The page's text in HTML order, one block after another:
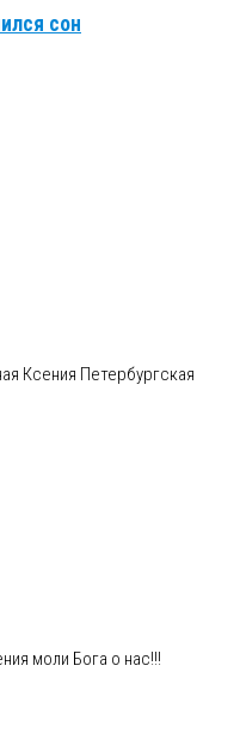
сон
Ксения Петербургская
моли Бога о нас!!!